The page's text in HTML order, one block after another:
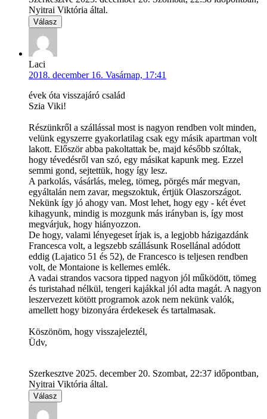
Nyitrai Viktória által.
Válasz
Laci
2018. december 16. Vasárnap, 17:41
évek óta visszajáró család
Szia Viki!
Részünkről a szállással most is nagyon rendben volt minden,
velünk egyszerre gyakorlatilag csak egy másik apartman volt
lakott. Először abba pakoltattak be, majd később szóltak,
hogy tévedésről van szó, egy másikat kapunk meg. Ezzel
semmi gond, sejtettük, hogy így lesz.
A parkolás, vásárlás, meleg, tömeg, pörgés már megvan,
egyáltalán nem zavar, megszoktuk, értjük Olaszországot.
Nekünk így jó ahogy van. Most lehet, hogy egy - két évet
kihagyunk, mindig is mozgunk más irányban is, így most
megvárjuk, hogy hiányozzon.
De hogy, valami lényegeset írjak is, a legjobb házigazdánk
Francesca volt, a legszebb szállásunk Rosellánal adódott
eddig (Lajatico 51 és 52), de Francesco is teljesen rendben
volt, de Montaione is kellemes emlék.
A vadai strandos vacsora tipped nagyon jól működött, tömeg
és turistahad nélkül, tengeri kajákkal jól adta magát. A nagyon
leszervezett kötött programok azok nem nekünk valók,
amellett hogy bizonyára érdekesek és tartalmasak.
Köszönöm, hogy visszajeleztél,
Üdv,
Szerkesztve 2025. december 20. Szombat, 22:37 időpontban,
Nyitrai Viktória által.
Válasz